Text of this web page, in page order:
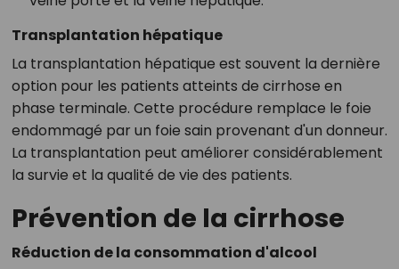
Transplantation hépatique
La transplantation hépatique est souvent la dernière
option pour les patients atteints de cirrhose en
phase terminale. Cette procédure remplace le foie
endommagé par un foie sain provenant d'un donneur.
La transplantation peut améliorer considérablement
la survie et la qualité de vie des patients.
Prévention de la cirrhose
Réduction de la consommation d'alcool